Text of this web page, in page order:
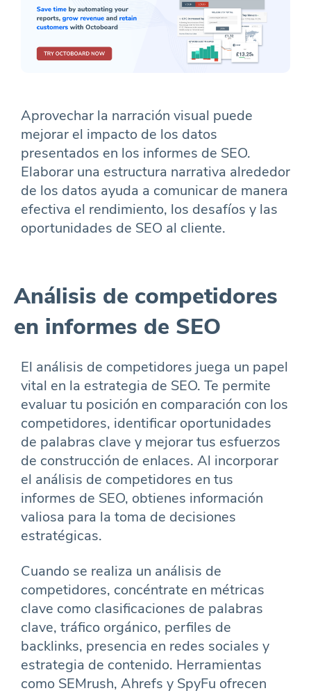
Aprovechar la narración visual puede
mejorar el impacto de los datos
presentados en los informes de SEO.
Elaborar una estructura narrativa alrededor
de los datos ayuda a comunicar de manera
efectiva el rendimiento, los desafíos y las
oportunidades de SEO al cliente.
Análisis de competidores
en informes de SEO
El análisis de competidores juega un papel
vital en la estrategia de SEO. Te permite
evaluar tu posición en comparación con los
competidores, identificar oportunidades
de palabras clave y mejorar tus esfuerzos
de construcción de enlaces. Al incorporar
el análisis de competidores en tus
informes de SEO, obtienes información
valiosa para la toma de decisiones
estratégicas.
Cuando se realiza un análisis de
competidores, concéntrate en métricas
clave como clasificaciones de palabras
clave, tráfico orgánico, perfiles de
backlinks, presencia en redes sociales y
estrategia de contenido. Herramientas
como SEMrush, Ahrefs y SpyFu ofrecen